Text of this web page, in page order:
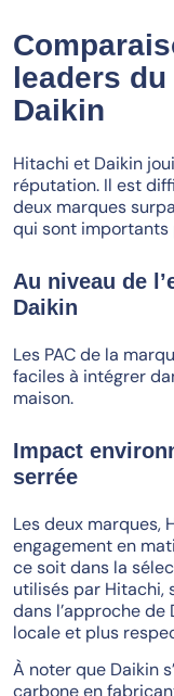
leaders
Daikin
Hitachi et Daikin
réputation. Il est
deux marques
qui sont importants
Au niveau de
Daikin
Les PAC de la
faciles à intégrer
maison.
Impact
serrée
Les deux marques,
engagement en
ce soit dans la
utilisés par Hitachi,
dans l’approche
locale et plus
À noter que Daikin
carbone en